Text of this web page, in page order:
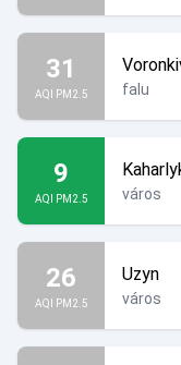
31
AQI PM2.5 falu
9
AQI PM2.5 város
26
AQI PM2.5
Uzyn
város